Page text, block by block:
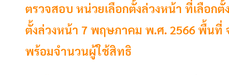
ตรวจสอบ หน่วยเลือกตั้งล่วงหน้า ที่เลือก
ตั้งล่วงหน้า 7 พฤษภาคม พ.ศ. 2566 พื้นที่
พร้อมจำนวนผู้ใช้สิทธิ